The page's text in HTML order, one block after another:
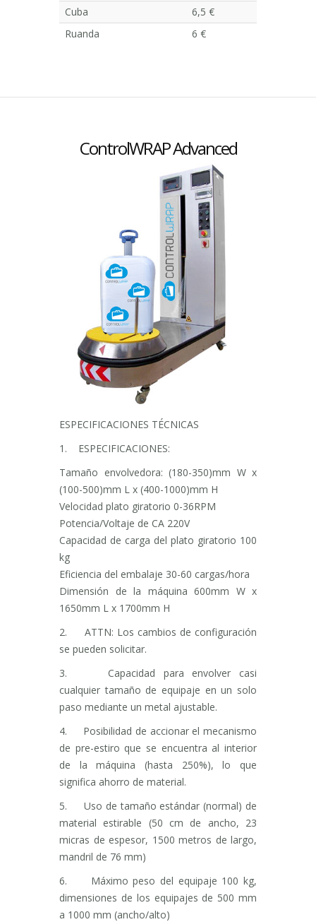
Cuba
6,5 €
Ruanda
6 €
ControlWRAP Advanced
ESPECIFICACIONES TÉCNICAS
1. ESPECIFICACIONES:
Tamaño envolvedora: (180-350)mm W x
(100-500)mm L x (400-1000)mm H
Velocidad plato giratorio 0-36RPM
Potencia/Voltaje de CA 220V
Capacidad de carga del plato giratorio 100
kg
Eficiencia del embalaje 30-60 cargas/hora
Dimensión de la máquina 600mm W x
1650mm L x 1700mm H
2. ATTN: Los cambios de configuración
se pueden solicitar.
3. Capacidad para envolver casi
cualquier tamaño de equipaje en un solo
paso mediante un metal ajustable.
4. Posibilidad de accionar el mecanismo
de pre-estiro que se encuentra al interior
de la máquina (hasta 250%), lo que
significa ahorro de material.
5. Uso de tamaño estándar (normal) de
material estirable (50 cm de ancho, 23
micras de espesor, 1500 metros de largo,
mandril de 76 mm)
6. Máximo peso del equipaje 100 kg,
dimensiones de los equipajes de 500 mm
a 1000 mm (ancho/alto)